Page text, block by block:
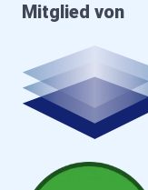
Mitglied von